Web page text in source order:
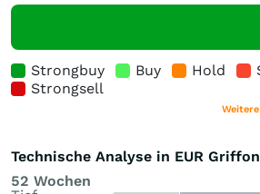
Strongbuy Buy Hold
Strongsell
Technische Analyse in EUR
52 Wochen